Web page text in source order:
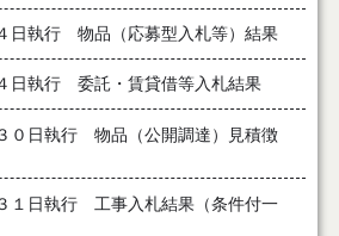
日執行 物品（応募型入札等）結果
日執行 委託・賃貸借等入札結果
０日執行 物品（公開調達）見積徴
１日執行 工事入札結果（条件付一